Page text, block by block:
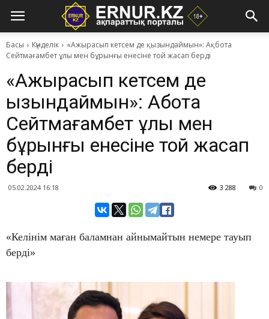
Басы Күнделік
​«Ажырасып кетсем де қызындаймын»: Ақбота
Сейтмағамбет ұлы мен бұрынғы енесіне той жасап берді
​«Ажырасып кетсем де
қызындаймын»: Ақбота
Сейтмағамбет ұлы мен
бұрынғы енесіне той жасап
берді
05.02.2024 16:18 0
3 288
«Келінім маған баламнан айнымайтын немере тауып
берді»